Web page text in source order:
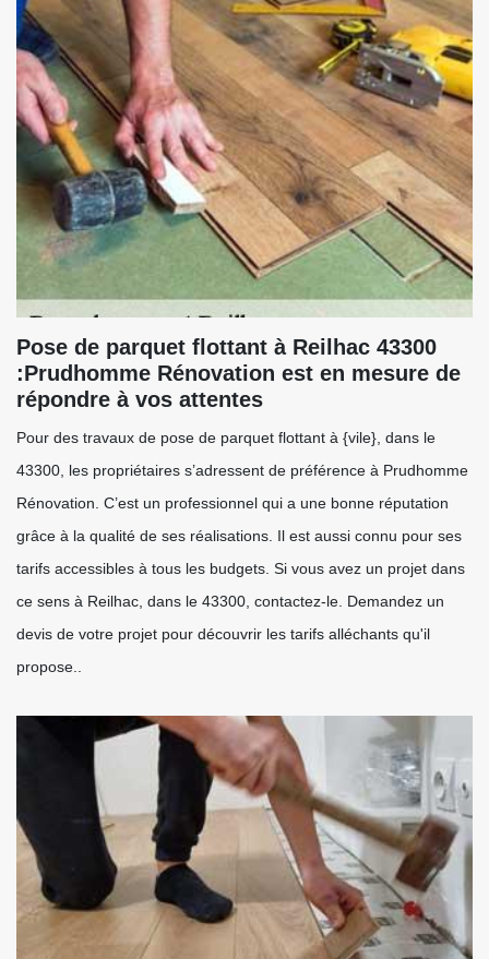
Pose de parquet flottant à Reilhac 43300
:Prudhomme Rénovation est en mesure de
répondre à vos attentes
Pour des travaux de pose de parquet flottant à {vile}, dans le
43300, les propriétaires s’adressent de préférence à Prudhomme
Rénovation. C’est un professionnel qui a une bonne réputation
grâce à la qualité de ses réalisations. Il est aussi connu pour ses
tarifs accessibles à tous les budgets. Si vous avez un projet dans
ce sens à Reilhac, dans le 43300, contactez-le. Demandez un
devis de votre projet pour découvrir les tarifs alléchants qu'il
propose..